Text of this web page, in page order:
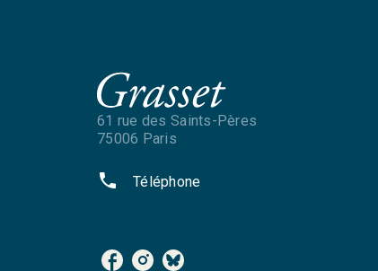
61 rue des Saints-Pères
75006 Paris
phone Téléphone